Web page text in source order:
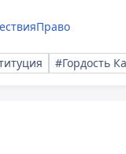
Право
#Гордость